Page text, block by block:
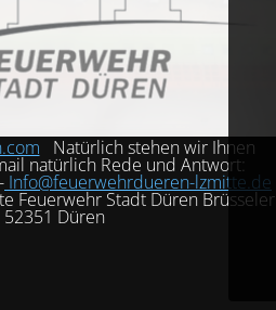
Natürlich stehen wir Ihnen
natürlich Rede und Antwort:
Info@feuerwehrdueren-lzmitte.de
Feuerwehr Stadt Düren Brüsseler
52351 Düren